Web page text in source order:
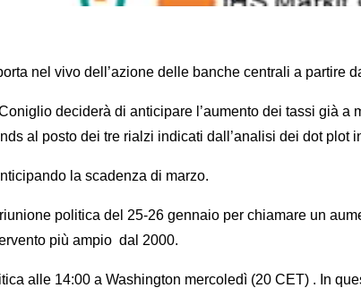
nel vivo dell’azione delle banche centrali a partire
deciderà di anticipare l’aumento dei tassi già
al posto dei tre rialzi indicati dall’analisi dei dot plot
la scadenza di marzo.
politica del 25-26 gennaio per chiamare un
più ampio dal 2000.
alle 14:00 a Washington mercoledì (20 CET) . In